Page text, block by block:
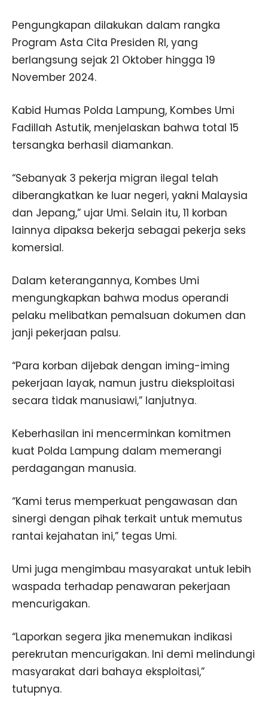
Pengungkapan dilakukan dalam rangka
Program Asta Cita Presiden RI, yang
berlangsung sejak 21 Oktober hingga 19
November 2024.
Kabid Humas Polda Lampung, Kombes Umi
Fadillah Astutik, menjelaskan bahwa total 15
tersangka berhasil diamankan.
“Sebanyak 3 pekerja migran ilegal telah
diberangkatkan ke luar negeri, yakni Malaysia
dan Jepang,” ujar Umi. Selain itu, 11 korban
lainnya dipaksa bekerja sebagai pekerja seks
komersial.
Dalam keterangannya, Kombes Umi
mengungkapkan bahwa modus operandi
pelaku melibatkan pemalsuan dokumen dan
janji pekerjaan palsu.
“Para korban dijebak dengan iming-iming
pekerjaan layak, namun justru dieksploitasi
secara tidak manusiawi,” lanjutnya.
Keberhasilan ini mencerminkan komitmen
kuat Polda Lampung dalam memerangi
perdagangan manusia.
“Kami terus memperkuat pengawasan dan
sinergi dengan pihak terkait untuk memutus
rantai kejahatan ini,” tegas Umi.
Umi juga mengimbau masyarakat untuk lebih
waspada terhadap penawaran pekerjaan
mencurigakan.
“Laporkan segera jika menemukan indikasi
perekrutan mencurigakan. Ini demi melindungi
masyarakat dari bahaya eksploitasi,”
tutupnya.